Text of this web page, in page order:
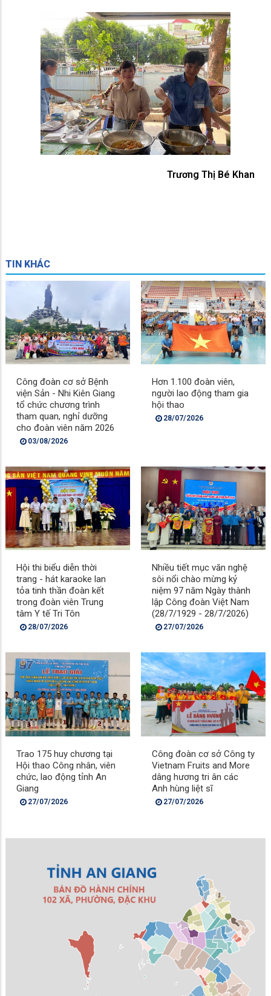
Trương Thị Bé Khan
TIN KHÁC
Công đoàn cơ sở Bệnh
viện Sản - Nhi Kiên Giang
tổ chức chương trình
tham quan, nghỉ dưỡng
cho đoàn viên năm 2026
03/08/2026
Hơn 1.100 đoàn viên,
người lao động tham gia
hội thao
28/07/2026
Hội thi biểu diễn thời
trang - hát karaoke lan
tỏa tinh thần đoàn kết
trong đoàn viên Trung
tâm Y tế Tri Tôn
28/07/2026
Nhiều tiết mục văn nghệ
sôi nổi chào mừng kỷ
niệm 97 năm Ngày thành
lập Công đoàn Việt Nam
(28/7/1929 - 28/7/2026)
27/07/2026
Trao 175 huy chương tại
Hội thao Công nhân, viên
chức, lao động tỉnh An
Giang
27/07/2026
Công đoàn cơ sở Công ty
Vietnam Fruits and More
dâng hương tri ân các
Anh hùng liệt sĩ
27/07/2026